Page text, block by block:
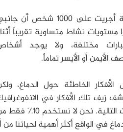
أثبتت دراسة أجريت على ١٠٠٠ شخص أن
مستويات نشاط متساوية تقريباً
مختلفة، ولا يوجد
الأيمن أو الأيسر تماماً.
الخاطئة حول الدماغ،
زيف تلك الأفكار في
والفيديوهات التالية. نحن لا نستخدم
في الواقع أكثر أهمية